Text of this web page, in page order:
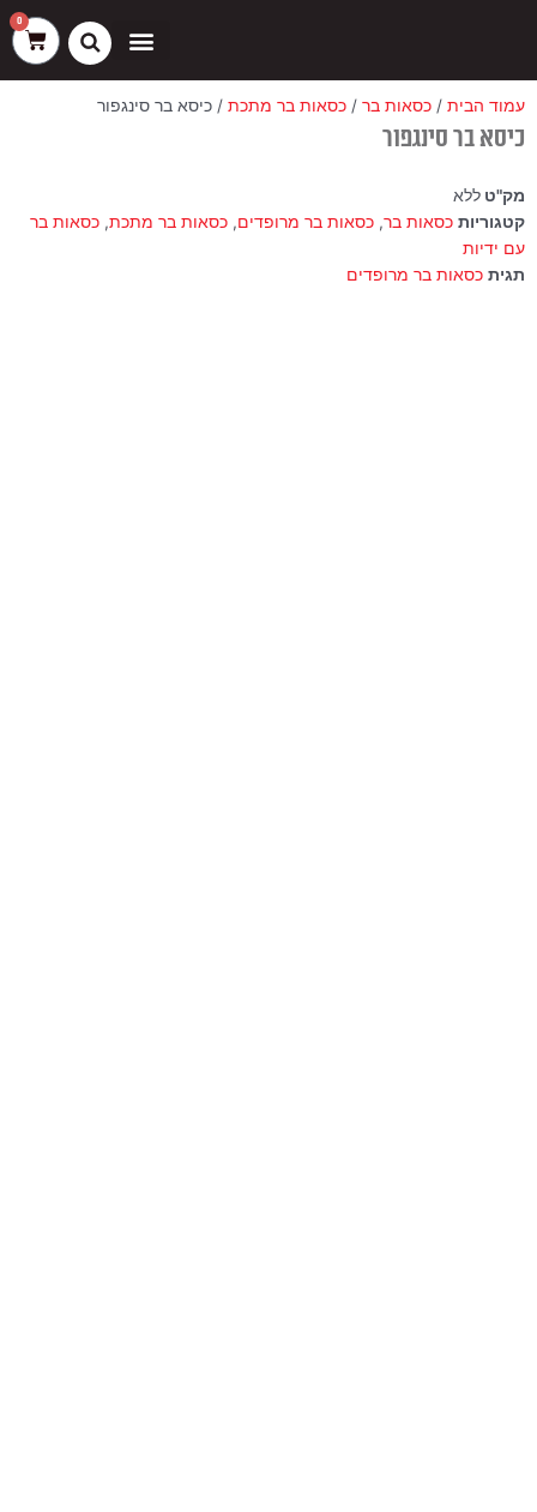
0
עגלת
קניות
עמוד הבית / כסאות בר / כסאות בר מתכת / כיסא בר סינגפור
כיסא בר סינגפור
מק"ט ללא
קטגוריות כסאות בר, כסאות בר מרופדים, כסאות בר מתכת, כסאות בר
עם ידיות
תגית כסאות בר מרופדים